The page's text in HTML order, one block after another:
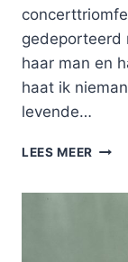
gedeporteerd
haar man en
haat ik
levende…
LEES MEER